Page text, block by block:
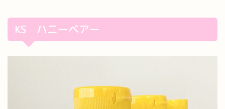
KS ハニーベアー